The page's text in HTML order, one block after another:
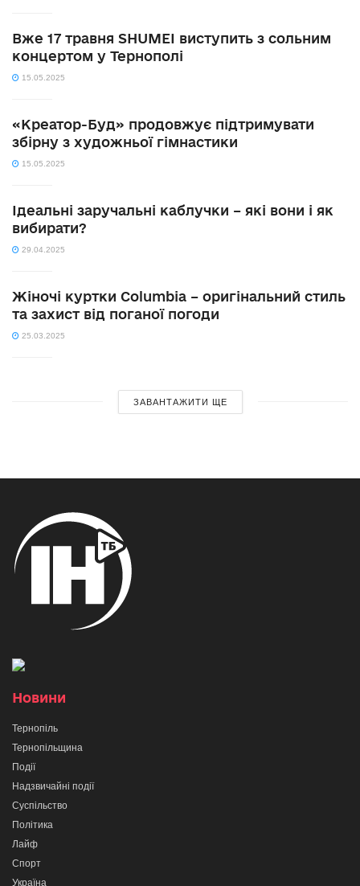
Вже 17 травня SHUMEI виступить з сольним
концертом у Тернополі
15.05.2025
«Креатор-Буд» продовжує підтримувати
збірну з художньої гімнастики
15.05.2025
Ідеальні заручальні каблучки – які вони і як
вибирати?
29.04.2025
Жіночі куртки Columbia – оригінальний стиль
та захист від поганої погоди
25.03.2025
ЗАВАНТАЖИТИ ЩЕ
Новини
Тернопіль
Тернопільщина
Події
Надзвичайні події
Суспільство
Політика
Лайф
Спорт
Україна